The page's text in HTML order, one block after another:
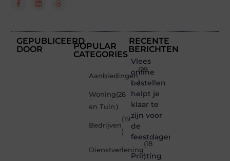
GEPUBLICEERD
DOOR
POPULAR
CATEGORIES
Aanbiedingen
(29
)
Woning
en Tuin
(26
)
Bedrijven
(19
)
Dienstverlening
(18
)
RECENTE
BERICHTEN
Vlees
online
bestellen
helpt je
klaar te
zijn voor
de
feestdagen
Printing